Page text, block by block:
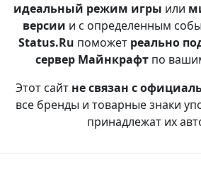
идеальный режим игры или
версии и с определенным
Status.Ru поможет реально
сервер Майнкрафт по
Этот сайт не связан с
все бренды и товарные знаки
принадлежат их